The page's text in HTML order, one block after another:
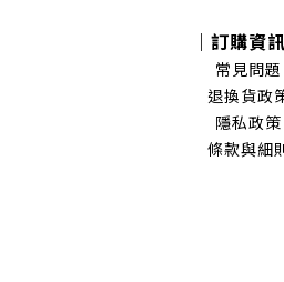
｜訂購資
常見問題
退換貨政
隱私政策
條款與細